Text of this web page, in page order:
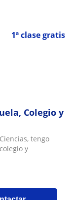
1ª clase gratis
Colegio y
tengo
y